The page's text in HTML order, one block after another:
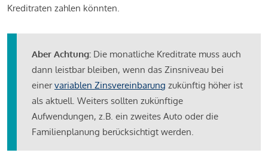
Kreditraten zahlen könnten.
Aber Achtung: Die monatliche Kreditrate muss auch
dann leistbar bleiben, wenn das Zinsniveau bei
einervariablen Zinsvereinbarung zukünftig höher ist
als aktuell. Weiters sollten zukünftige
Aufwendungen, z.B. ein zweites Auto oder die
Familienplanung berücksichtigt werden.